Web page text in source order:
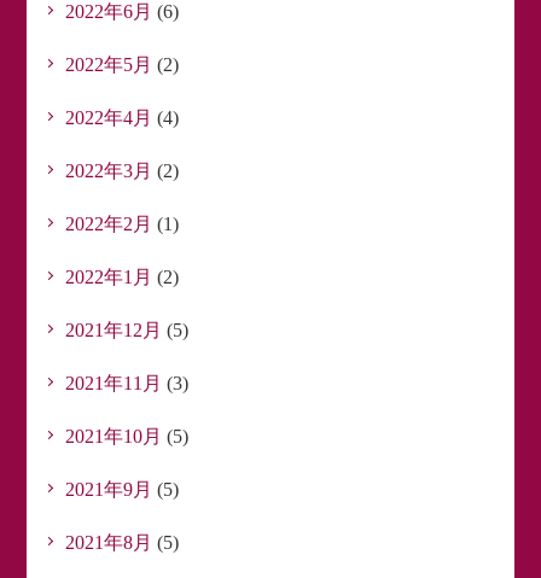
2022年6月 (6)
2022年5月 (2)
2022年4月 (4)
2022年3月 (2)
2022年2月 (1)
2022年1月 (2)
2021年12月 (5)
2021年11月 (3)
2021年10月 (5)
2021年9月 (5)
2021年8月 (5)